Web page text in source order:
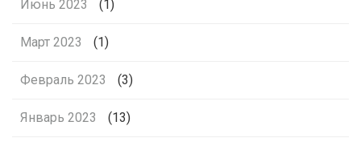
Июнь 2023 (1)
Март 2023 (1)
Февраль 2023 (3)
Январь 2023 (13)